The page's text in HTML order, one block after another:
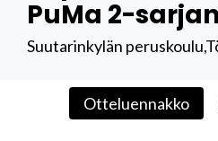
PuMa 2-
Suutarinkylän
Otteluennakko